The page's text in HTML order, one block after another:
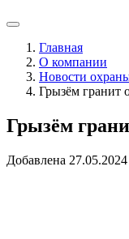
Главная
О компании
Новости
Грызём гранит
Грызём
Добавлена 27.05.2024